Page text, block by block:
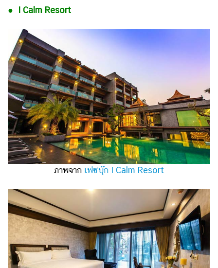
● I Calm Resort
ภาพจาก เฟซบุ๊ก I Calm Resort